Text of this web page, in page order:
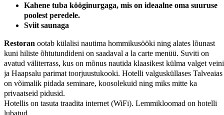
Kahene tuba kööginurgaga, mis on ideaalne oma suuruse
poolest peredele.
Sviit saunaga
Restoran ootab külalisi nautima hommikusööki ning alates lõunast
kuni hiliste õhtutundideni on saadaval a la carte menüü. Suviti on
avatud väliterrass, kus on mõnus nautida klaasikest külma valget veini
ja Haapsalu parimat toorjuustukooki. Hotelli valgusküllases Talveaias
on võimalik pidada seminare, koosolekuid ning miks mitte ka
privaatseid pidusid.
Hotellis on tasuta traadita internet (WiFi). Lemmikloomad on hotelli
lubatud.